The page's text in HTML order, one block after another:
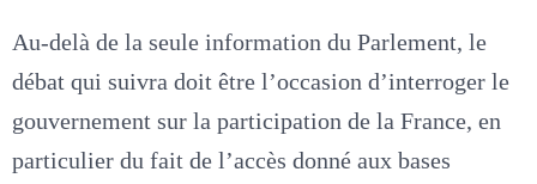
Au-delà de la seule information du Parlement, le
débat qui suivra doit être l’occasion d’interroger le
gouvernement sur la participation de la France, en
particulier du fait de l’accès donné aux bases